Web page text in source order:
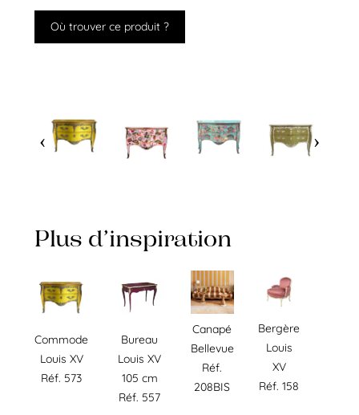
Où trouver ce produit ?
Plus d’inspiration
Commode
Louis XV
Réf. 573
Bureau
Louis XV
105 cm
Réf. 557
Canapé
Bellevue
Réf.
208BIS
Bergère
Louis
XV
Réf. 158